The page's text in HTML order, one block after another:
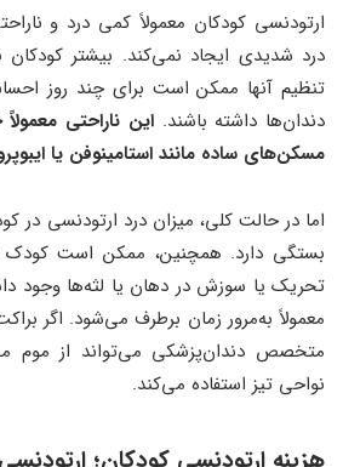
ارتودنسی کودکان معمولاً کمی درد و
درد شدیدی ایجاد نمی‌کند. بیشتر
تنظیم آنها ممکن است برای چند روز
دندان‌ها داشته باشند.این ناراحتی
مسکن‌های ساده مانند استامینوفن یا
اما در حالت کلی، میزان درد ارتودنسی
بستگی دارد. همچنین، ممکن است
تحریک یا سوزش در دهان یا لثه‌ها وجود
معمولاً به‌مرور زمان برطرف می‌شود. اگر
متخصص دندان‌پزشکی می‌تواند از موم
نواحی تیز استفاده می‌کند.